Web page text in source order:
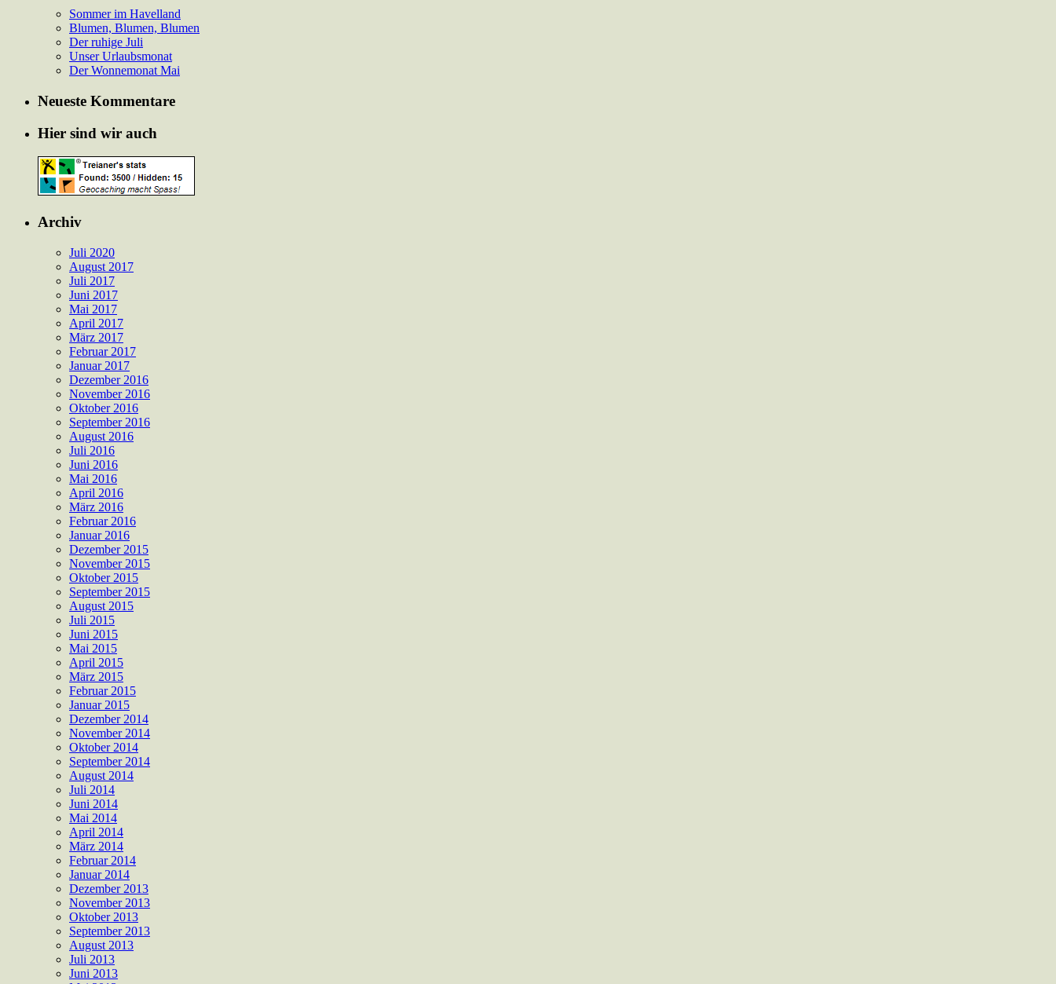
Sommer im Havelland
Blumen, Blumen, Blumen
Der ruhige Juli
Unser Urlaubsmonat
Der Wonnemonat Mai
Neueste Kommentare
Hier sind wir auch
Archiv
Juli 2020
August 2017
Juli 2017
Juni 2017
Mai 2017
April 2017
März 2017
Februar 2017
Januar 2017
Dezember 2016
November 2016
Oktober 2016
September 2016
August 2016
Juli 2016
Juni 2016
Mai 2016
April 2016
März 2016
Februar 2016
Januar 2016
Dezember 2015
November 2015
Oktober 2015
September 2015
August 2015
Juli 2015
Juni 2015
Mai 2015
April 2015
März 2015
Februar 2015
Januar 2015
Dezember 2014
November 2014
Oktober 2014
September 2014
August 2014
Juli 2014
Juni 2014
Mai 2014
April 2014
März 2014
Februar 2014
Januar 2014
Dezember 2013
November 2013
Oktober 2013
September 2013
August 2013
Juli 2013
Juni 2013